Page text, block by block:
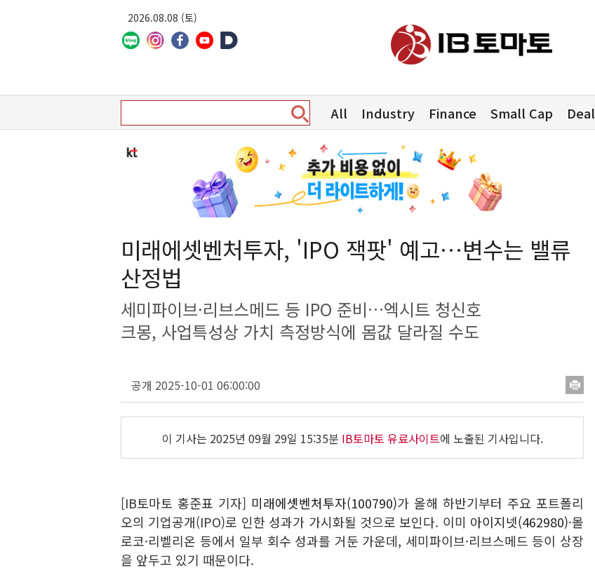
2026.08.08 (토)
All Industry Finance Small Cap Deal
미래에셋벤처투자, 'IPO 잭팟' 예고…변수는 밸류
산정법
세미파이브·리브스메드 등 IPO 준비…엑시트 청신호
크몽, 사업특성상 가치 측정방식에 몸값 달라질 수도
공개 2025-10-01 06:00:00
이 기사는 2025년 09월 29일 15:35분 IB토마토 유료사이트에 노출된 기사입니다.
[IB토마토 홍준표 기자] 미래에셋벤처투자(100790)가 올해 하반기부터 주요 포트폴리
오의 기업공개(IPO)로 인한 성과가 가시화될 것으로 보인다. 이미 아이지넷(462980)·몰
로코·리벨리온 등에서 일부 회수 성과를 거둔 가운데, 세미파이브·리브스메드 등이 상장
을 앞두고 있기 때문이다.